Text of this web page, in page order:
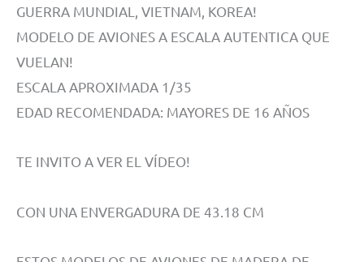
GUERRA MUNDIAL, VIETNAM, KOREA!
MODELO DE AVIONES A ESCALA AUTENTICA QUE
VUELAN!
ESCALA APROXIMADA 1/35
EDAD RECOMENDADA: MAYORES DE 16 AÑOS
TE INVITO A VER EL VÍDEO!
CON UNA ENVERGADURA DE 43.18 CM